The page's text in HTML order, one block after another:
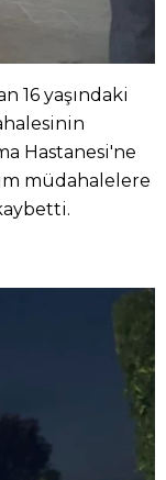
16 yaşındaki
Hastanesi'ne
müdahalelere